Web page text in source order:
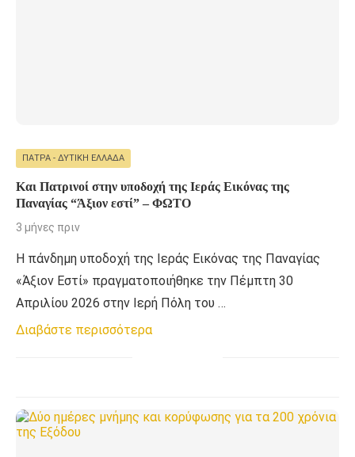
ΠΆΤΡΑ - ΔΥΤΙΚΉ ΕΛΛΆΔΑ
Και Πατρινοί στην υποδοχή της Ιεράς Εικόνας της
Παναγίας “Άξιον εστί” – ΦΩΤΟ
3 μήνες πριν
Η πάνδημη υποδοχή της Ιεράς Εικόνας της Παναγίας
«Άξιον Εστί» πραγματοποιήθηκε την Πέμπτη 30
Απριλίου 2026 στην Ιερή Πόλη του …
Διαβάστε περισσότερα